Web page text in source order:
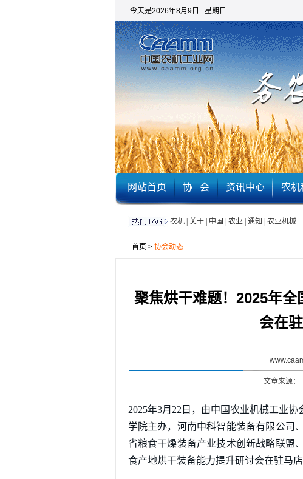
今天是2026年8月9日 星期日
网站首页 协 会 资讯中心 农机
农机| 关于| 中国 农业| 通知 农业机械
首页 > 协会动态
聚焦烘干难题！2025年
会在
文章来源
2025年3月22日，由中国农业机械工业
学院主办，河南中科智能装备有限公司
省粮食干燥装备产业技术创新战略联盟
食产地烘干装备能力提升研讨会在驻马店